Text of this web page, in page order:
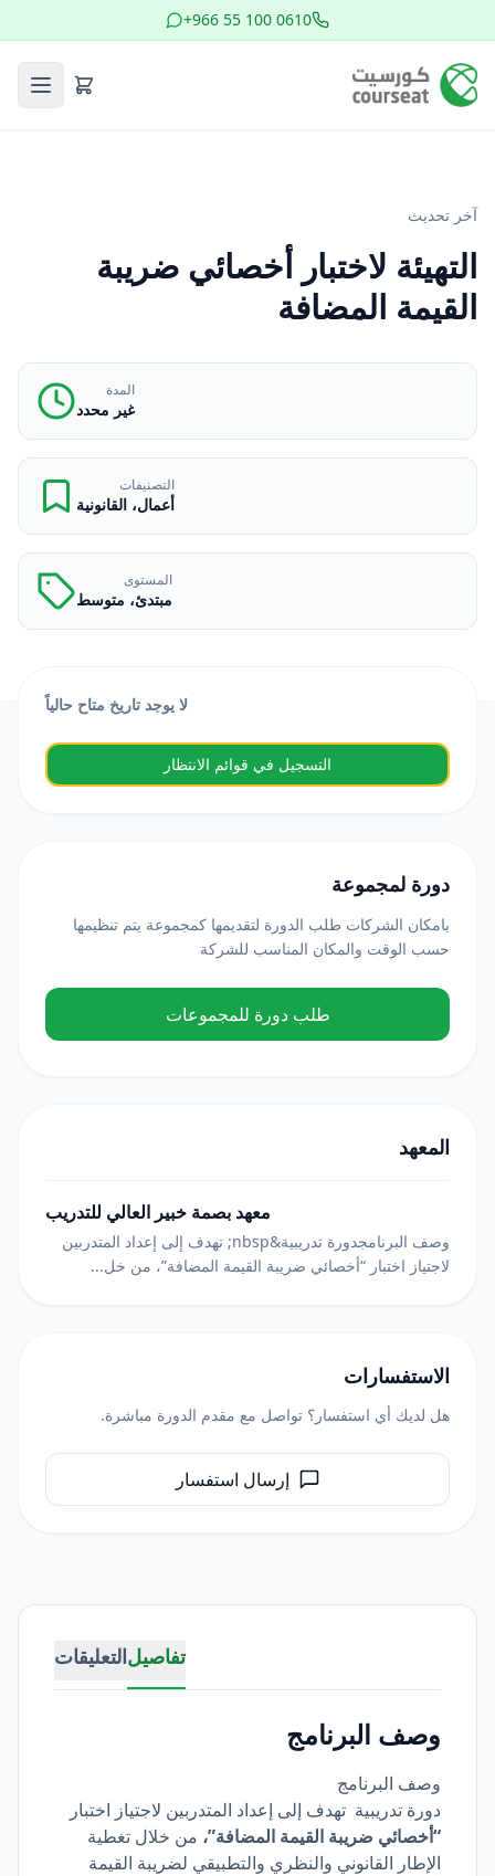
+966 55 100 0610
آخر تحديث
التهيئة لاختبار أخصائي ضريبة
القيمة المضافة
المدة
غير محدد
التصنيفات
أعمال، القانونية
المستوى
مبتدئ، متوسط
تفاصيلالتعليقات
وصف البرنامج
وصف البرنامج
دورة تدريبية تهدف إلى إعداد المتدربين لاجتياز اختبار
“أخصائي ضريبة القيمة المضافة”، من خلال تغطية
الإطار القانوني والنظري والتطبيقي لضريبة القيمة
لا يوجد تاريخ متاح حالياً
التسجيل في قوائم الانتظار
دورة لمجموعة
بامكان الشركات طلب الدورة لتقديمها كمجموعة يتم تنظيمها
حسب الوقت والمكان المناسب للشركة
طلب دورة للمجموعات
المعهد
معهد بصمة خبير العالي للتدريب
وصف البرنامجدورة تدريبية&nbsp; تهدف إلى إعداد المتدربين
لاجتياز اختبار “أخصائي ضريبة القيمة المضافة”، من خل...
الاستفسارات
هل لديك أي استفسار؟ تواصل مع مقدم الدورة مباشرة.
إرسال استفسار